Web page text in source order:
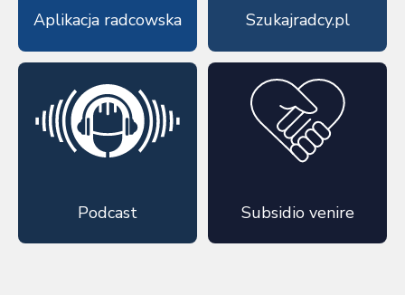
Aplikacja radcowska Szukajradcy.pl
Podcast Subsidio venire